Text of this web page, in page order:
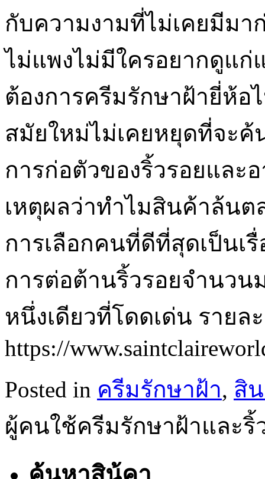
กับความงามที่ไม่เคยมีมา
ไม่แพงไม่มีใครอยากดูแก่
ต้องการครีมรักษาฝ้ายี่ห้อ
สมัยใหม่ไม่เคยหยุดที่จะ
การก่อตัวของริ้วรอยและ
เหตุผลว่าทำไมสินค้าล้น
การเลือกคนที่ดีที่สุดเป็นเ
การต่อต้านริ้วรอยจำนว
หนึ่งเดียวที่โดดเด่น รายล
https://
Posted in ครีมรักษาฝ้า, สิ
ผู้คนใช้ครีมรักษาฝ้าและริ้